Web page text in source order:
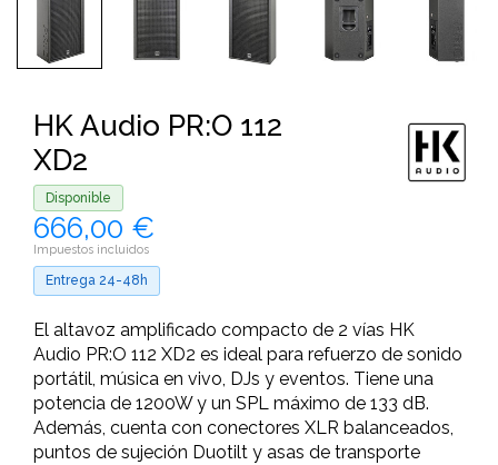
HK Audio PR:O 112
XD2
Disponible
666,00 €
Impuestos incluidos
Entrega 24-48h
El altavoz amplificado compacto de 2 vías HK
Audio PR:O 112 XD2 es ideal para refuerzo de sonido
portátil, música en vivo, DJs y eventos. Tiene una
potencia de 1200W y un SPL máximo de 133 dB.
Además, cuenta con conectores XLR balanceados,
puntos de sujeción Duotilt y asas de transporte